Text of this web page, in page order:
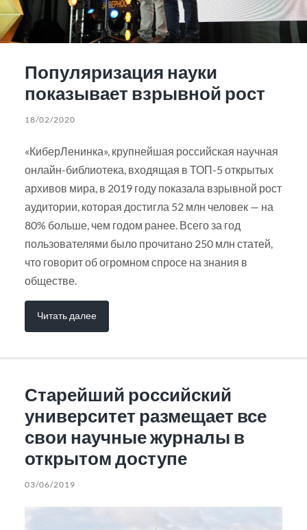
Популяризация науки
показывает взрывной рост
18/02/2020
«КиберЛенинка», крупнейшая российская научная
онлайн-библиотека, входящая в ТОП-5 открытых
архивов мира, в 2019 году показала взрывной рост
аудитории, которая достигла 52 млн человек — на
80% больше, чем годом ранее. Всего за год
пользователями было прочитано 250 млн статей,
что говорит об огромном спросе на знания в
обществе.
Читать далее
Старейший российский
университет размещает все
свои научные журналы в
открытом доступе
03/06/2019